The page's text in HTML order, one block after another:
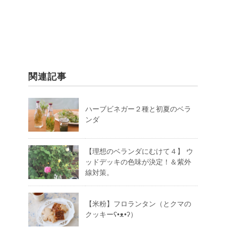
関連記事
ハーブビネガー２種と初夏のベラ
ンダ
【理想のベランダにむけて４】 ウ
ッドデッキの色味が決定！＆紫外
線対策。
【米粉】フロランタン（とクマの
クッキーʕ•ᴥ•ʔ）